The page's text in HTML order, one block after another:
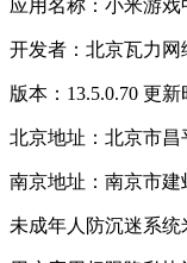
应用名称：小米游戏
开发者：北京瓦力网
版本：13.5.0.70 更
北京地址：北京市昌
南京地址：南京市建
未成年人防沉迷系统